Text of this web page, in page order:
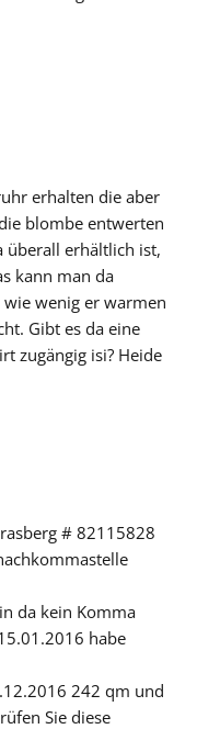
erhalten die aber
blombe entwerten
überall erhältlich ist,
kann man da
wie wenig er warmen
Gibt es da eine
zugängig isi? Heide
# 82115828
da kein Komma
habe
242 qm und
Sie diese